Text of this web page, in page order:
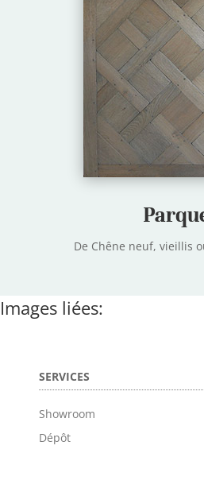
De Chêne neuf, vieillis
Images liées:
SERVICES
Showroom
Dépôt